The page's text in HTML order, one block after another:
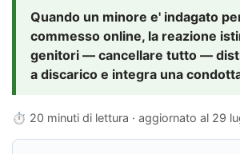
Quando un minore e' indagato
commesso online, la reazione
genitori — cancellare tutto —
a discarico e integra una
⏱ 20 minuti di lettura · aggiornato al 29